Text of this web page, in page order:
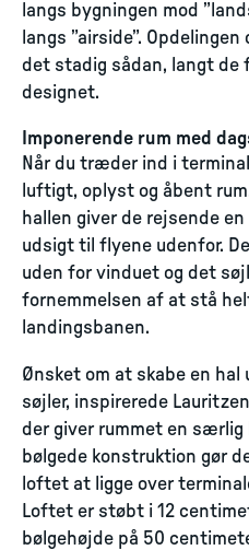
langs bygningen mod
langs ”airside”.
det stadig sådan, langt de
designet.
Imponerende rum med
Når du træder ind i
luftigt, oplyst og åbent
hallen giver de rejsende
udsigt til flyene udenfor.
uden for vinduet og det
fornemmelsen af at stå
landingsbanen.
Ønsket om at skabe en
søjler, inspirerede
der giver rummet en særlig
bølgede konstruktion gør
loftet at ligge over
Loftet er støbt i 12
bølgehøjde på 50